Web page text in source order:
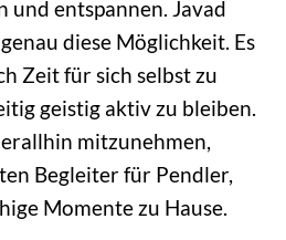
und entspannen. Javad
diese Möglichkeit. Es
Zeit für sich selbst zu
geistig aktiv zu bleiben.
mitzunehmen,
Begleiter für Pendler,
Momente zu Hause.